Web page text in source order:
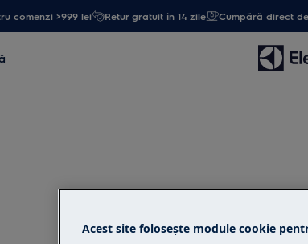
comenzi >999 lei Retur gratuit în 14 zile Cumpără direct
Acest site folosește module cookie